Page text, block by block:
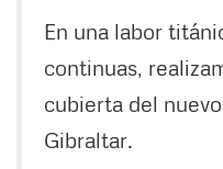
En una labor
continuas,
cubierta del
Gibraltar.